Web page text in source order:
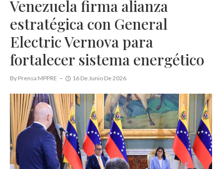
Venezuela firma alianza
estratégica con General
Electric Vernova para
fortalecer sistema energético
By Prensa MPPRE 16 De Junio De 2026